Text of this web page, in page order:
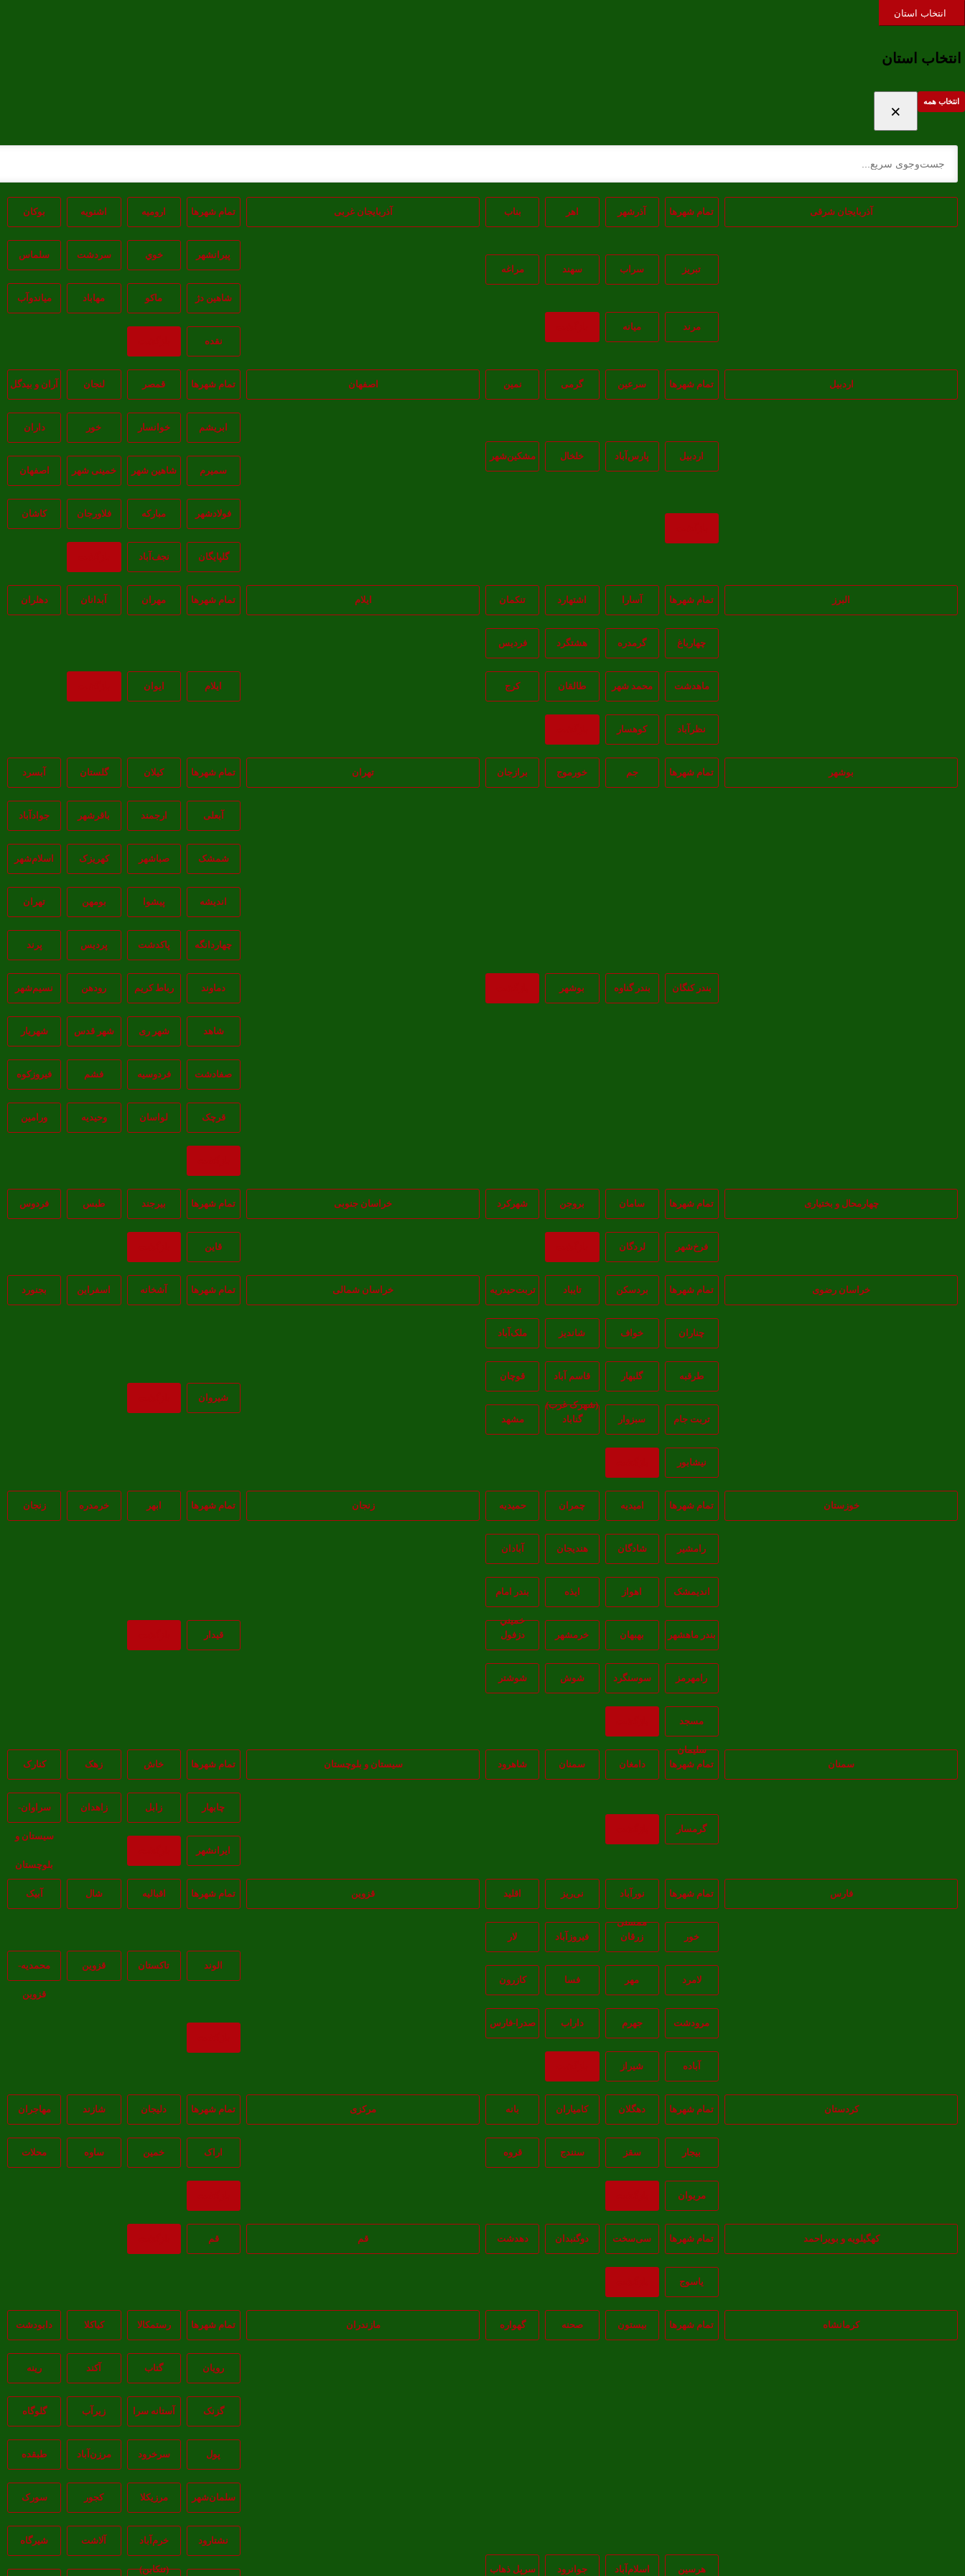
انتخاب استان
انتخاب استان
انتخاب همه ×
آذربایجان شرقی تمام شهر‌ها آذرشهر اهر بناب
تبريز سراب سهند مراغه
مرند ميانه
آذربایجان غربی تمام شهر‌ها اروميه اشنويه بوکان
پيرانشهر خوي سردشت سلماس
شاهين دژ ماکو مهاباد مياندوآب
نقده
اردبیل تمام شهر‌ها سرعین گرمی نمین
اردبيل پارس‌آباد خلخال مشکين‌شهر
اصفهان تمام شهر‌ها قمصر لنجان آران و بیدگل
ابریشم خوانسار خور داران
سمیرم شاهین شهر خمینی شهر اصفهان
فولادشهر مبارکه فلاورجان کاشان
گلپايگان نجف‌آباد
البرز تمام شهر‌ها آسارا اشتهارد تنکمان
چهارباغ گرمدره هشتگرد فردیس
ماهدشت محمد شهر طالقان کرج
نظرآباد کوهسار
ایلام تمام شهر‌ها مهران آبدانان دهلران
ايلام ايوان
بوشهر تمام شهر‌ها جم خورموج برازجان
بندر کنگان بندر گناوه بوشهر
تهران تمام شهر‌ها کیلان گلستان آبسرد
آبعلی ارجمند باقرشهر جوادآباد
شمشک صباشهر کهریزک اسلام‌شهر
اندیشه پيشوا بومهن تهران
چهاردانگه پاکدشت پردیس پرند
دماوند رباط کریم رودهن نسيم‌شهر
شاهد شهر ری شهر قدس شهریار
صفادشت فردوسیه فشم فیروزکوه
قرچک لواسان وحیدیه ورامین
چهارمحال و بختیاری تمام شهر‌ها سامان بروجن شهرکرد
فرخ‌شهر لردگان
خراسان جنوبی تمام شهر‌ها بيرجند طبس فردوس
قاين
خراسان رضوی تمام شهر‌ها بردسکن تایباد تربت‌حیدریه
چناران خواف شاندیز ملک‌آباد
طرقبه گلبهار قاسم آباد
(شهرک غرب)
قوچان
تربت جام سبزوار گناباد مشهد
نيشابور
خراسان شمالی تمام شهر‌ها آشخانه اسفراين بجنورد
شيروان
خوزستان تمام شهر‌ها امیدیه چمران حمیدیه
رامشیر شادگان هندیجان آبادان
انديمشک اهواز ايذه بندر امام
خميني
بندر ماهشهر
بهبهان خرمشهر دزفول
رامهرمز سوسنگرد شوش شوشتر
مسجد
سليمان
زنجان تمام شهر‌ها ابهر خرمدره زنجان
قيدار
سمنان تمام شهر‌ها دامغان سمنان شاهرود
گرمسار
سیستان و بلوچستان تمام شهر‌ها خاش زهک کنارک
چابهار زابل زاهدان سراوان-
سيستان و
بلوچستان
ايرانشهر
فارس تمام شهر‌ها نورآباد
ممسنی
نی‌ریز اقلید
خور زرقان فیروزآباد لار
لامرد مهر فسا کازرون
مرودشت جهرم داراب صدرا-فارس
آباده شيراز
قزوین تمام شهر‌ها اقبالیه شال آبيک
الوند تاکستان قزوين محمديه-
قزوين
کردستان تمام شهر‌ها دهگلان کامیاران بانه
بيجار سقز سنندج قروه
مريوان
مرکزی تمام شهر‌ها دلیجان شازند مهاجران
اراک خمين ساوه محلات
کهگیلویه و بویراحمد تمام شهر‌ها سی‌سخت دوگنبدان دهدشت
ياسوج
قم قم
کرمانشاه تمام شهر‌ها بیستون صحنه گهواره
هرسین اسلام‌‌آباد جوانرود سرپل ذهاب
مازندران تمام شهر‌ها رستمکالا کیاکلا دابودشت
رویان گتاب آکند رینه
گزنک آستانه سرا زیرآب گلوگاه
پول سرخرود مرزن‌آباد طبقده
سلمان‌شهر مرزیکلا کجور سورک
نشتارود خرم‌آباد
(تنکابن)
آلاشت شیرگاه
ورود / ثبت نام